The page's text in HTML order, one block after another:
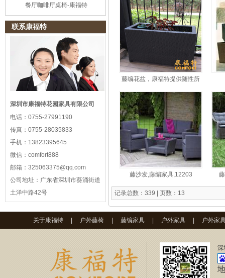
餐厅咖啡厅桌椅-康福特
联系康福特
深圳市康福特花园家具有限公司
电话： 0755-27991190
传真： 0755-28035833
手机： 13823395645
微信： comfort888
邮箱： 325063375@qq.com
公司地址： 广东省深圳市葵涌街道
土洋中路42号
藤编花盆，康福特提供随性所
欲的设计与定制
藤沙发,藤编家具,12203
记录总数：339 | 页数：13
关于康福特 户外藤椅 藤编家具 户外家具 户外家
深